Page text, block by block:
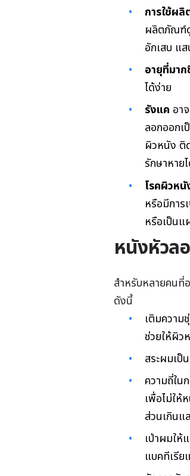
การใช้ผ
ผลิตภัณฑ์
อักเสบ แ
อายุที่มาก
ได้ง่าย
รังแค อา
ลอกออกเ
ผิวหนัง ติ
รักษาหาย
โรคผิวห
หรือมีกา
หรือเป็นแ
หนังหัวล
สำหรับหลายคนที่
ดังนี้
เติมควา
ช่วยให้ผิว
สระผมเป็
ความถี่ใน
เพื่อไม่ใ
ส่วนเกินแ
เป่าผมใ
แบคทีเรีย